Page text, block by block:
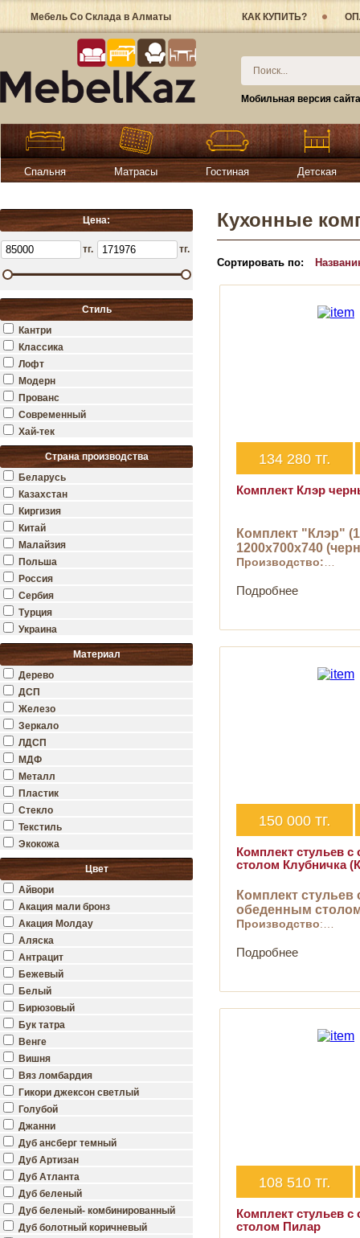
Мебель Со Склада в Алматы КАК КУПИТЬ?
Мобильная версия
Спальня Матрасы Гостиная Детская
Цена:
тг. тг.
Стиль
Кантри
Классика
Лофт
Модерн
Прованс
Современный
Хай-тек
Страна производства
Беларусь
Казахстан
Киргизия
Китай
Малайзия
Польша
Россия
Сербия
Турция
Украина
Материал
Дерево
ДСП
Железо
Зеркало
ЛДСП
МДФ
Металл
Пластик
Стекло
Текстиль
Экокожа
Цвет
Айвори
Акация мали бронз
Акация Молдау
Аляска
Антрацит
Бежевый
Белый
Бирюзовый
Бук татра
Венге
Вишня
Вяз ломбардия
Гикори джексон светлый
Голубой
Джанни
Дуб ансберг темный
Дуб Артизан
Дуб Атланта
Дуб беленый
Дуб беленый- комбинированный
Дуб болотный коричневый
Кухонные
Сортировать по:
134 280 тг.
Комплект Клэр
Комплект "Клэр"
1200х700х740
Производство:
Подробнее
150 000 тг.
Комплект стульев
столом Клубничка
Комплект стульев
обеденным
Производство:…
Подробнее
108 510 тг.
Комплект стульев
столом Пилар